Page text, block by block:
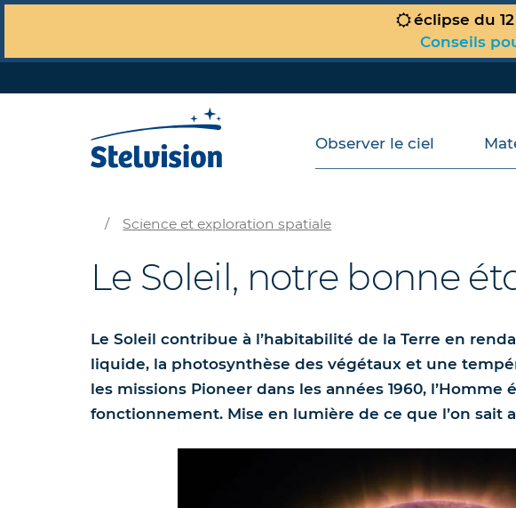
éclipse du
Conseils
Observer le ciel
/ Science et exploration spatiale
Le Soleil, notre bonne
Le Soleil contribue à l’habitabilité de la Terre en
liquide, la photosynthèse des végétaux et une
les missions Pioneer dans les années 1960, l’Homme
fonctionnement. Mise en lumière de ce que l’on sait